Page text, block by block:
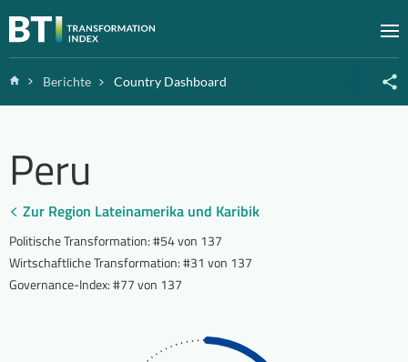
Zum Inhalt springen
HomeBerichte Country Dashboard
Peru
Zur Region Lateinamerika und Karibik
Politische Transformation:#54 von 137
Wirtschaftliche Transformation:#31 von 137
Governance-Index:#77 von 137